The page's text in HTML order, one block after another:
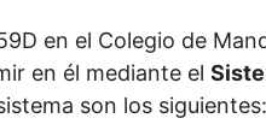
en el Colegio de
en él mediante el
son los siguientes: